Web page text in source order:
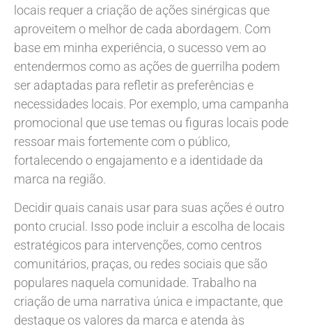
locais requer a criação de ações sinérgicas que
aproveitem o melhor de cada abordagem. Com
base em minha experiência, o sucesso vem ao
entendermos como as ações de guerrilha podem
ser adaptadas para refletir as preferências e
necessidades locais. Por exemplo, uma campanha
promocional que use temas ou figuras locais pode
ressoar mais fortemente com o público,
fortalecendo o engajamento e a identidade da
marca na região.
Decidir quais canais usar para suas ações é outro
ponto crucial. Isso pode incluir a escolha de locais
estratégicos para intervenções, como centros
comunitários, praças, ou redes sociais que são
populares naquela comunidade. Trabalho na
criação de uma narrativa única e impactante, que
destaque os valores da marca e atenda às